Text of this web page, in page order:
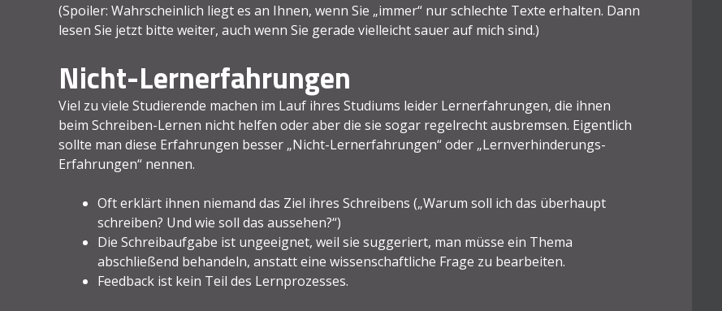
(Spoiler: Wahrscheinlich liegt es an Ihnen, wenn Sie „immer“ nur schlechte Texte erhalten. Dann
lesen Sie jetzt bitte weiter, auch wenn Sie gerade vielleicht sauer auf mich sind.)
Nicht-Lernerfahrungen
Viel zu viele Studierende machen im Lauf ihres Studiums leider Lernerfahrungen, die ihnen
beim Schreiben-Lernen nicht helfen oder aber die sie sogar regelrecht ausbremsen. Eigentlich
sollte man diese Erfahrungen besser „Nicht-Lernerfahrungen“ oder „Lernverhinderungs-
Erfahrungen“ nennen.
Oft erklärt ihnen niemand das Ziel ihres Schreibens („Warum soll ich das überhaupt
schreiben? Und wie soll das aussehen?“)
Die Schreibaufgabe ist ungeeignet, weil sie suggeriert, man müsse ein Thema
abschließend behandeln, anstatt eine wissenschaftliche Frage zu bearbeiten.
Feedback ist kein Teil des Lernprozesses.